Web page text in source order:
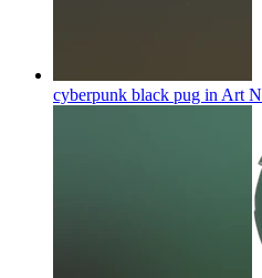
cyberpunk black pug in Art